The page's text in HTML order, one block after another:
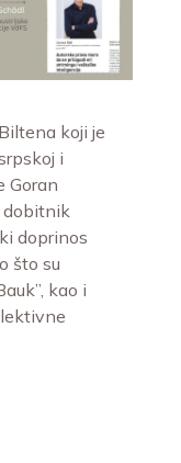
koji je
i
Goran
dobitnik
doprinos
što su
kao i